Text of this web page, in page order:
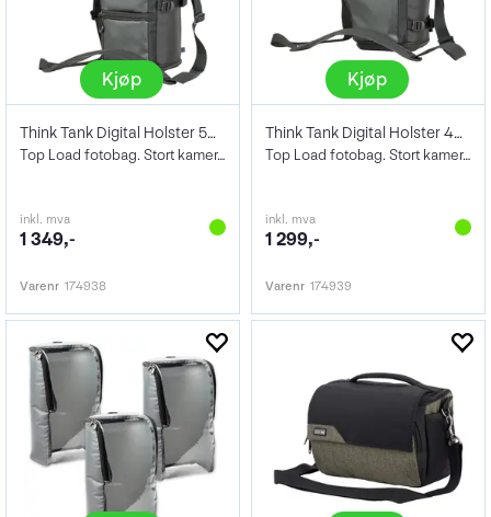
Kjøp
Think Tank Digital Holster 50 V3
Top Load fotobag. Stort kamera m/70-200
inkl. mva
1 349,-
Varenr 174938
Kjøp
Think Tank Digital Holster 40 V3
Top Load fotobag. Stort kamera m/24-70
inkl. mva
1 299,-
Varenr 174939